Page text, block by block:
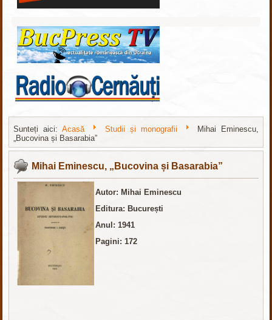
Sunteți aici:Acasă Studii și monografii
Mihai Eminescu,
„Bucovina și Basarabia”
Интернет-магазин
Mihai Eminescu, „Bucovina și Basarabia”
Autor: Mihai Eminescu
Editura: București
Anul: 1941
Pagini: 172